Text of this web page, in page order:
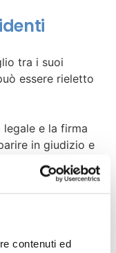
contenuti ed
tra i suoi
essere rieletto
legale e la firma
in giudizio e
e grado,
e
procuratori alle
tra i suoi